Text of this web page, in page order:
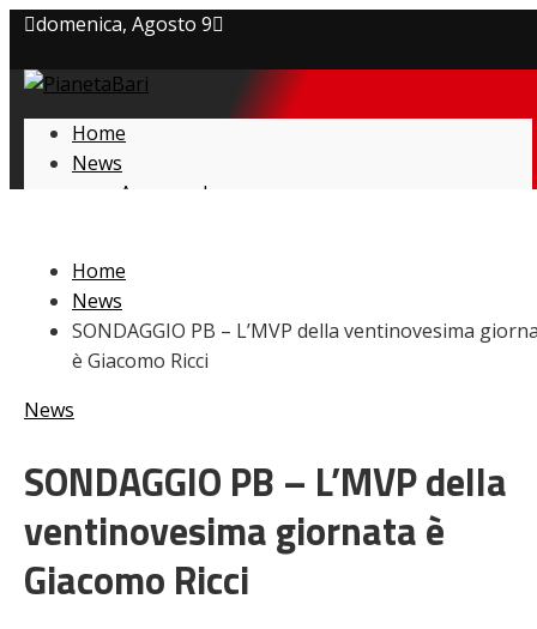
domenica, Agosto 9
Privacy policy
Cookie Policy
Home
News
Amarcord
Giovanili
Le pagelle
Interviste
Focus
Calciomercato
Video
Home
News
SONDAGGIO PB – L’MVP della ventinovesima
è Giacomo Ricci
News
SONDAGGIO PB – L’MVP della
ventinovesima giornata è
Giacomo Ricci